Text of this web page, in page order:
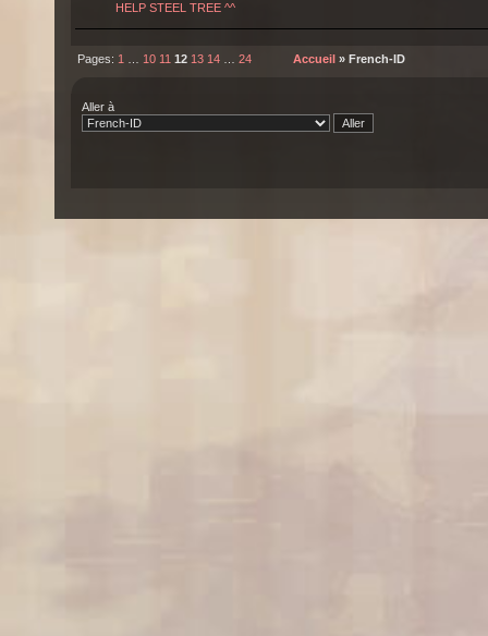
HELP STEEL TREE ^^
Pages: 1 10 11 12 13 14 24 Accueil » French-ID
Aller à